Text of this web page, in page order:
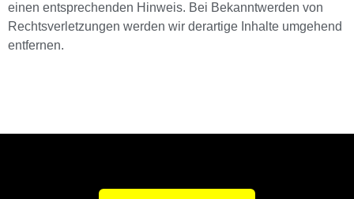
einen entsprechenden Hinweis. Bei Bekanntwerden von
Rechtsverletzungen werden wir derartige Inhalte umgehend
entfernen.